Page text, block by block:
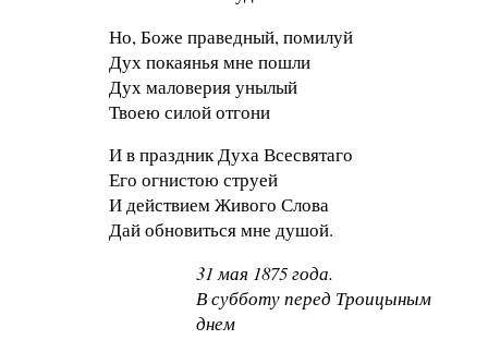
Но, Боже праведный, помилуй
Дух покаянья мне пошли
Дух маловерия унылый
Твоею силой отгони
И в праздник Духа Всесвятаго
Его огнистою струей
И действием Живого Слова
Дай обновиться мне душой.
31 мая 1875 года.
В субботу перед Троицыным
днем